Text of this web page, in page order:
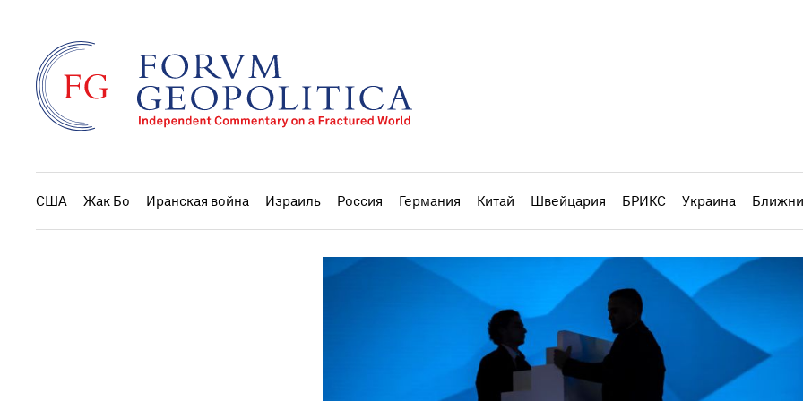
США Жак Бо Иранская война Израиль Россия Германия Китай Швейцария БРИКС Украина